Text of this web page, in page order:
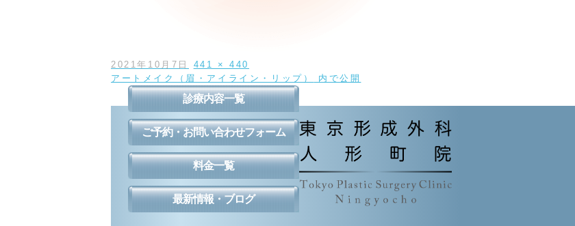
投
稿
2021年10月7日
フ
ル
サ
イ
ズ
441 × 440
投
ナ
アートメイク（眉・アイライン・リップ） 内で公開
診療内容一覧
ご予約・お問い合わせフォーム
料金一覧
最新情報・ブログ